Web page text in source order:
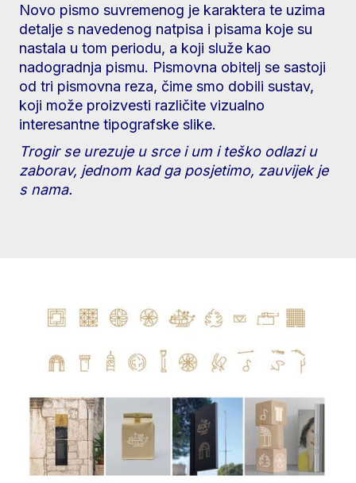
Novo pismo suvremenog je karaktera te uzima
detalje s navedenog natpisa i pisama koje su
nastala u tom periodu, a koji služe kao
nadogradnja pismu. Pismovna obitelj se sastoji
od tri pismovna reza, čime smo dobili sustav,
koji može proizvesti različite vizualno
interesantne tipografske slike.
Trogir se urezuje u srce i um i teško odlazi u
zaborav, jednom kad ga posjetimo, zauvijek je
s nama.